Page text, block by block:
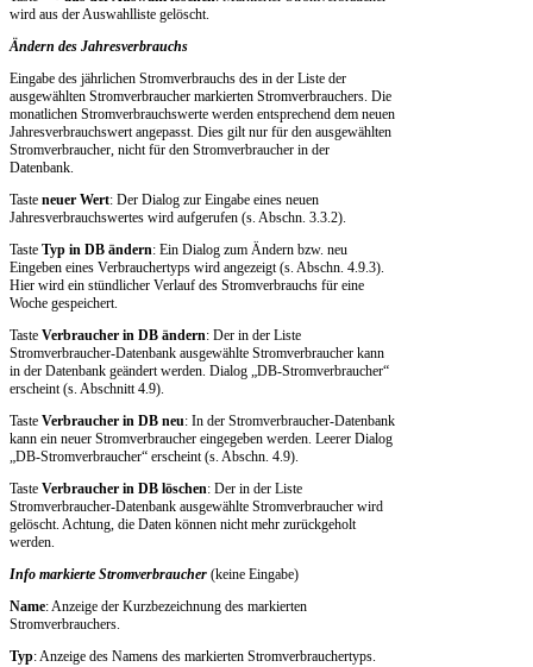
wird aus der Auswahlliste gelöscht.
Ändern des Jahresverbrauchs
Eingabe des jährlichen Stromverbrauchs des in der Liste der
ausgewählten Stromverbraucher markierten Stromverbrauchers. Die
monatlichen Stromverbrauchswerte werden entsprechend dem neuen
Jahresverbrauchswert angepasst. Dies gilt nur für den ausgewählten
Stromverbraucher, nicht für den Stromverbraucher in der
Datenbank.
Taste neuer Wert: Der Dialog zur Eingabe eines neuen
Jahresverbrauchswertes wird aufgerufen (s. Abschn. 3.3.2).
Taste Typ in DB ändern: Ein Dialog zum Ändern bzw. neu
Eingeben eines Verbrauchertyps wird angezeigt (s. Abschn. 4.9.3).
Hier wird ein stündlicher Verlauf des Stromverbrauchs für eine
Woche gespeichert.
Taste Verbraucher in DB ändern: Der in der Liste
Stromverbraucher-Datenbank ausgewählte Stromverbraucher kann
in der Datenbank geändert werden. Dialog „DB-Stromverbraucher“
erscheint (s. Abschnitt 4.9).
Taste Verbraucher in DB neu: In der Stromverbraucher-Datenbank
kann ein neuer Stromverbraucher eingegeben werden. Leerer Dialog
„DB-Stromverbraucher“ erscheint (s. Abschn. 4.9).
Taste Verbraucher in DB löschen: Der in der Liste
Stromverbraucher-Datenbank ausgewählte Stromverbraucher wird
gelöscht. Achtung, die Daten können nicht mehr zurückgeholt
werden.
Info markierte Stromverbraucher (keine Eingabe)
Name: Anzeige der Kurzbezeichnung des markierten
Stromverbrauchers.
Typ: Anzeige des Namens des markierten Stromverbrauchertyps.